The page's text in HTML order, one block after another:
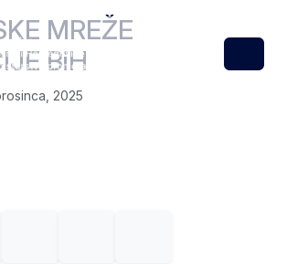
Menu
MREŽE
BiH
2025